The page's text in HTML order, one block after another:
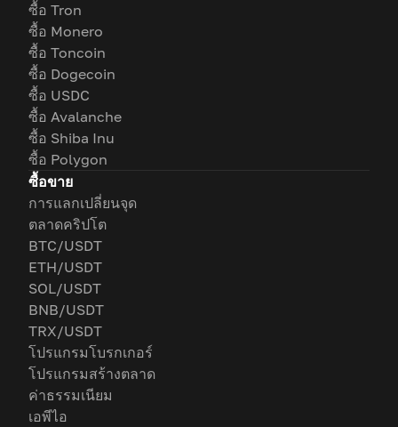
ซื้อ Tron
ซื้อ Monero
ซื้อ Toncoin
ซื้อ Dogecoin
ซื้อ USDC
ซื้อ Avalanche
ซื้อ Shiba Inu
ซื้อ Polygon
ซื้อขาย
การแลกเปลี่ยนจุด
ตลาดคริปโต
BTC/USDT
ETH/USDT
SOL/USDT
BNB/USDT
TRX/USDT
โปรแกรมโบรกเกอร์
โปรแกรมสร้างตลาด
ค่าธรรมเนียม
เอพีไอ